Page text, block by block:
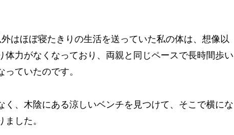
はほぼ寝たきりの生活を送っていた私の体は、想像以
力がなくなっており、両親と同じペースで長時間歩い
ていたのです。
、木陰にある涼しいベンチを見つけて、そこで横にな
した。